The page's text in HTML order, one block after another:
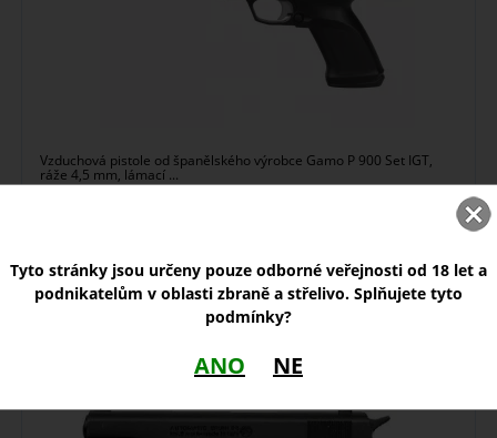
Vzduchová pistole od španělského výrobce Gamo P 900 Set IGT,
ráže 4,5 mm, lámací ...
2 950,00Kč
Plynová pistole Bruni 96 Colt 1911 Automatic
Tyto stránky jsou určeny pouze odborné veřejnosti od 18 let a
podnikatelům v oblasti zbraně a střelivo. Splňujete tyto
podmínky?
ANO NE